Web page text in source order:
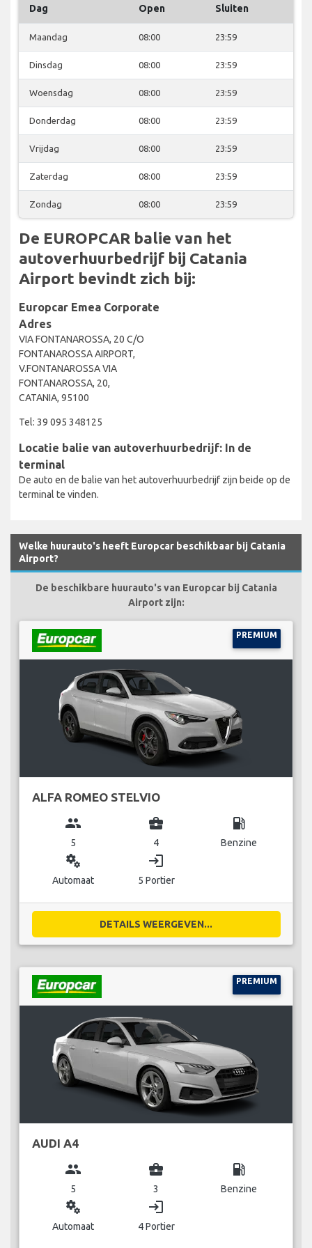
Dag Open Sluiten
Maandag 08:00 23:59
Dinsdag 08:00 23:59
Woensdag 08:00 23:59
Donderdag 08:00 23:59
Vrijdag 08:00 23:59
Zaterdag 08:00 23:59
Zondag 08:00 23:59
De EUROPCAR balie van het
autoverhuurbedrijf bij Catania
Airport bevindt zich bij:
Europcar Emea Corporate
Adres
VIA FONTANAROSSA, 20 C/O
FONTANAROSSA AIRPORT,
V.FONTANAROSSA VIA
FONTANAROSSA, 20,
CATANIA, 95100
Tel: 39 095 348125
Locatie balie van autoverhuurbedrijf: In de
terminal
De auto en de balie van het autoverhuurbedrijf zijn beide op de
terminal te vinden.
Welke huurauto's heeft Europcar beschikbaar bij Catania
Airport?
De beschikbare huurauto's van Europcar bij Catania
Airport zijn:
PREMIUM
ALFA ROMEO STELVIO
group
5
business_center
4
local_gas_station
Benzine
miscellaneous_services
Automaat
login
5 Portier
DETAILS WEERGEVEN...
PREMIUM
AUDI A4
group
5
business_center
3
local_gas_station
Benzine
miscellaneous_services
Automaat
login
4 Portier